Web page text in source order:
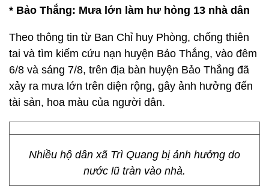
* Bảo Thắng: Mưa lớn làm hư hỏng 13 nhà dân
Theo thông tin từ Ban Chỉ huy Phòng, chống thiên
tai và tìm kiếm cứu nạn huyện Bảo Thắng, vào đêm
6/8 và sáng 7/8, trên địa bàn huyện Bảo Thắng đã
xảy ra mưa lớn trên diện rộng, gây ảnh hưởng đến
tài sản, hoa màu của người dân.
Nhiều hộ dân xã Trì Quang bị ảnh hưởng do
nước lũ tràn vào nhà.